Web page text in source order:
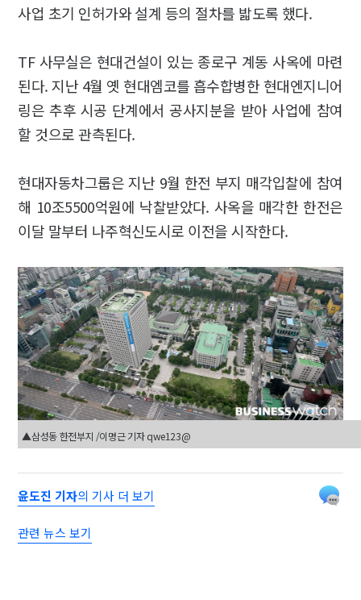
사업 초기 인허가와 설계 등의 절차를 밟도록 했다.
TF 사무실은 현대건설이 있는 종로구 계동 사옥에 마련
된다. 지난 4월 옛 현대엠코를 흡수합병한 현대엔지니어
링은 추후 시공 단계에서 공사지분을 받아 사업에 참여
할 것으로 관측된다.
현대자동차그룹은 지난 9월 한전 부지 매각입찰에 참여
해 10조5500억원에 낙찰받았다. 사옥을 매각한 한전은
이달 말부터 나주혁신도시로 이전을 시작한다.
▲삼성동 한전부지 /이명근 기자 qwe123@
윤도진 기자의 기사 더 보기
관련 뉴스 보기